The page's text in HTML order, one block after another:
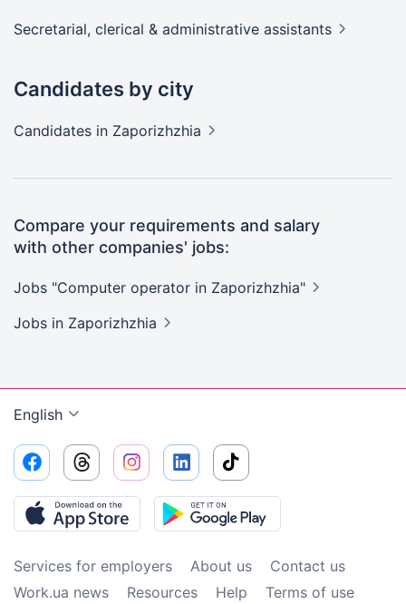
Secretarial, clerical & administrative assistants
Candidates by city
Candidates in Zaporizhzhia
Compare your requirements and salary
with other companies' jobs:
Jobs "Computer operator in Zaporizhzhia"
Jobs in Zaporizhzhia
English
Services for employers About us
Contact us
Work.ua news
Resources Help Terms of use